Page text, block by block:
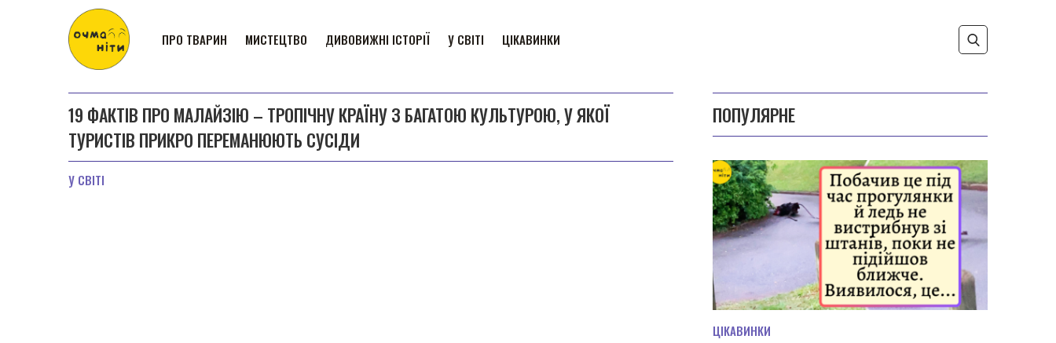
ПРО ТВАРИН МИСТЕЦТВО ДИВОВИЖНІ ІСТОРІЇ У СВІТІ ЦІКАВИНКИ
19 ФАКТІВ ПРО МАЛАЙЗІЮ – ТРОПІЧНУ КРАЇНУ З БАГАТОЮ КУЛЬТУРОЮ, У ЯКОЇ
ТУРИСТІВ ПРИКРО ПЕРЕМАНЮЮТЬ СУСІДИ
У СВІТІ
ПОПУЛЯРНЕ
ЦІКАВИНКИ